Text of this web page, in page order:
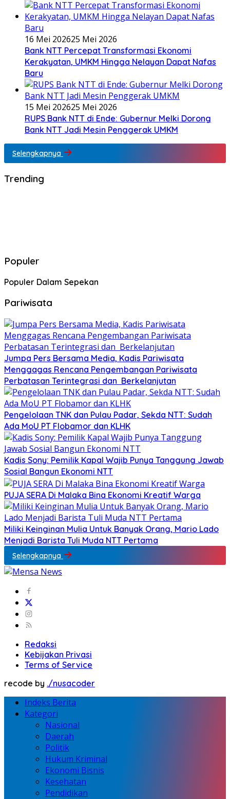
16 Mei 202625 Mei 2026
Bank NTT Percepat Transformasi Ekonomi
Kerakyatan, UMKM Hingga Nelayan Dapat Nafas
Baru
15 Mei 202625 Mei 2026
RUPS Bank NTT di Ende: Gubernur Melki Dorong
Bank NTT Jadi Mesin Penggerak UMKM
Selengkapnya
Trending
Populer
Populer Dalam Sepekan
Pariwisata
Jumpa Pers Bersama Media, Kadis Pariwisata
Menggagas Rencana Pengembangan Pariwisata
Perbatasan Terintegrasi dan Berkelanjutan
Pengelolaan TNK dan Pulau Padar, Sekda NTT: Sudah
Ada MoU PT Flobamor dan KLHK
Kadis Sony: Pemilik Kapal Wajib Punya Tanggung Jawab
Sosial Bangun Ekonomi NTT
PUJA SERA Di Malaka Bina Ekonomi Kreatif Warga
Miliki Keinginan Mulia Untuk Banyak Orang, Mario Lado
Menjadi Barista Tuli Muda NTT Pertama
Selengkapnya
Redaksi
Kebijakan Privasi
Terms of Service
recode by ./nusacoder
Indeks Berita
Kategori
Nasional
Daerah
Politik
Hukum Kriminal
Ekonomi Bisnis
Kesehatan
Pendidikan